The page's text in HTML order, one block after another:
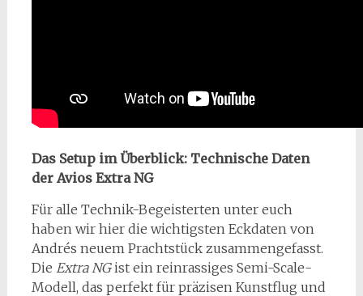
Das Setup im Überblick: Technische Daten
der Avios Extra NG
Für alle Technik-Begeisterten unter euch
haben wir hier die wichtigsten Eckdaten von
Andrés neuem Prachtstück zusammengefasst.
Die Extra NGist ein reinrassiges Semi-Scale-
Modell, das perfekt für präzisen Kunstflug und